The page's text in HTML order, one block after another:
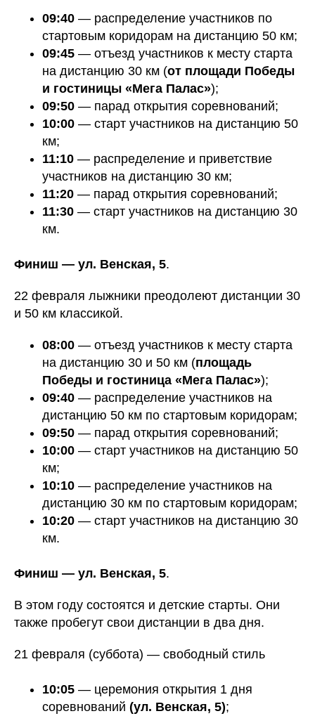
09:40 — распределение участников по
стартовым коридорам на дистанцию 50 км;
09:45 — отъезд участников к месту старта
на дистанцию 30 км (от площади Победы
и гостиницы «Мега Палас»);
09:50 — парад открытия соревнований;
10:00 — старт участников на дистанцию 50
км;
11:10 — распределение и приветствие
участников на дистанцию 30 км;
11:20 — парад открытия соревнований;
11:30 — старт участников на дистанцию 30
км.
Финиш — ул. Венская, 5.
22 февраля лыжники преодолеют дистанции 30
и 50 км классикой.
08:00 — отъезд участников к месту старта
на дистанцию 30 и 50 км (площадь
Победы и гостиница «Мега Палас»);
09:40 — распределение участников на
дистанцию 50 км по стартовым коридорам;
09:50 — парад открытия соревнований;
10:00 — старт участников на дистанцию 50
км;
10:10 — распределение участников на
дистанцию 30 км по стартовым коридорам;
10:20 — старт участников на дистанцию 30
км.
Финиш — ул. Венская, 5.
В этом году состоятся и детские старты. Они
также пробегут свои дистанции в два дня.
21 февраля (суббота) — свободный стиль
10:05 — церемония открытия 1 дня
соревнований (ул. Венская, 5);